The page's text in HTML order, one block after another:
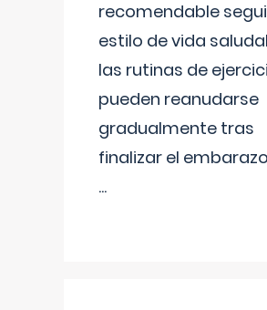
recomendable
estilo de vida
las rutinas de
pueden reanudarse
gradualmente tras
finalizar el
...